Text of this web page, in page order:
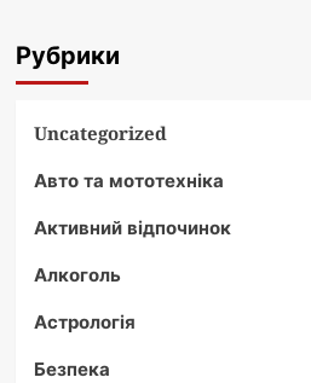
Рубрики
Uncategorized
Авто та мототехніка
Активний відпочинок
Алкоголь
Астрологія
Безпека